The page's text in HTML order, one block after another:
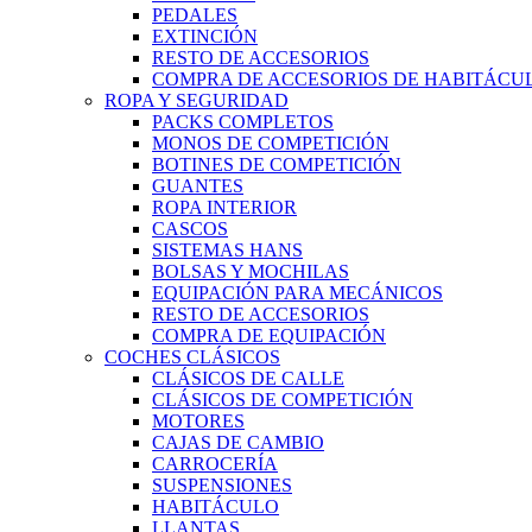
PEDALES
EXTINCIÓN
RESTO DE ACCESORIOS
COMPRA DE ACCESORIOS DE
ROPA Y SEGURIDAD
PACKS COMPLETOS
MONOS DE COMPETICIÓN
BOTINES DE COMPETICIÓN
GUANTES
ROPA INTERIOR
CASCOS
SISTEMAS HANS
BOLSAS Y MOCHILAS
EQUIPACIÓN PARA MECÁNICOS
RESTO DE ACCESORIOS
COMPRA DE EQUIPACIÓN
COCHES CLÁSICOS
CLÁSICOS DE CALLE
CLÁSICOS DE COMPETICIÓN
MOTORES
CAJAS DE CAMBIO
CARROCERÍA
SUSPENSIONES
HABITÁCULO
LLANTAS